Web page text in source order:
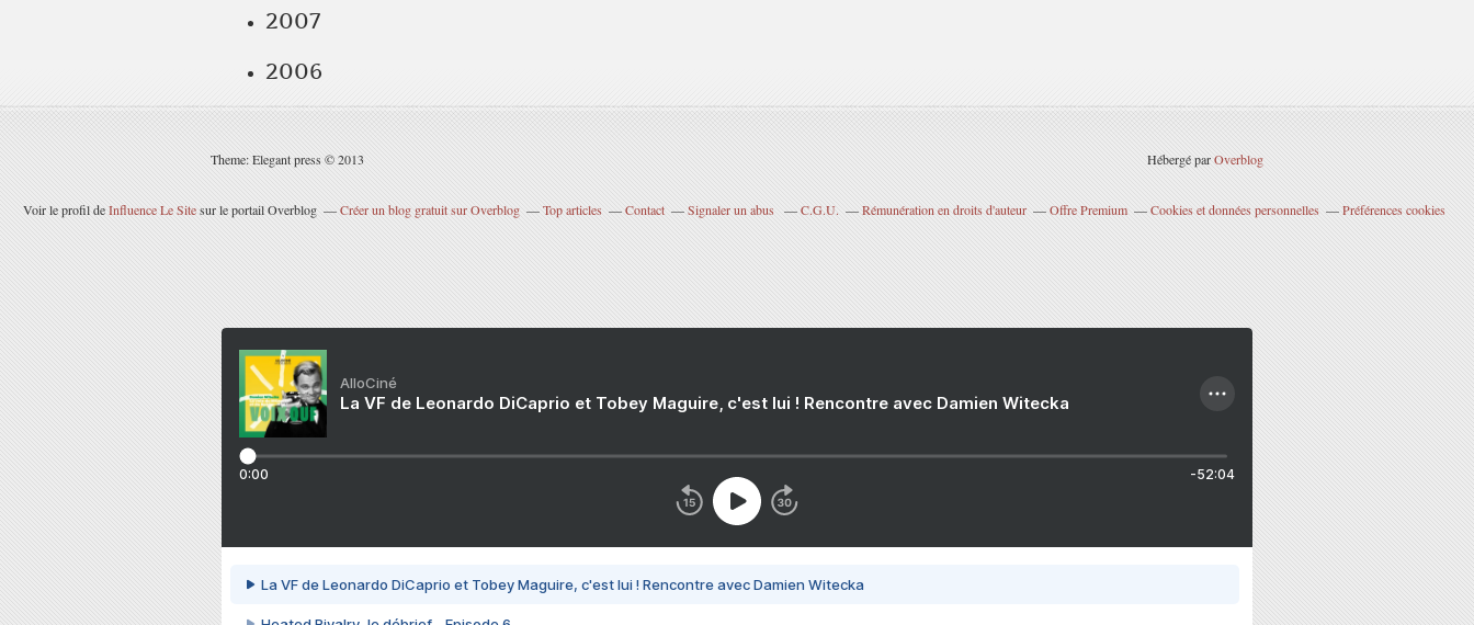
2007
2006
Theme: Elegant press © 2013 Hébergé parOverblog
Voir le profil deInfluence Le Sitesur le portail Overblog Créer un blog gratuit sur Overblog Top articles Contact Signaler un abus C.G.U. Rémunération en droits d'auteur Offre Premium Cookies et données personnelles Préférences cookies
AlloCiné
La VF de Leonardo DiCaprio et Tobey Maguire, c'est lui ! Rencontre avec Damien Witecka
0:00 -52:04
La VF de Leonardo DiCaprio et Tobey Maguire, c'est lui ! Rencontre avec Damien Witecka